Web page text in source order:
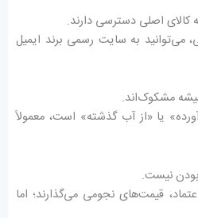
می‌توانید به سایت رسمی برند ایمیل
یا «از آب گذشته» است، معمولاً
قیمت‌های نجومی می‌گذارند؛ اما